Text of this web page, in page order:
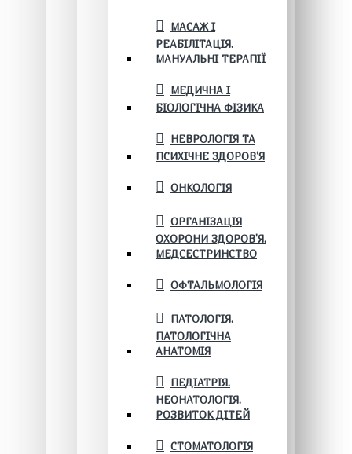
МАСАЖ І
РЕАБІЛІТАЦІЯ.
МАНУАЛЬНІ ТЕРАПІЇ
МЕДИЧНА І
БІОЛОГІЧНА ФІЗИКА
НЕВРОЛОГІЯ ТА
ПСИХІЧНЕ ЗДОРОВ’Я
ОНКОЛОГІЯ
ОРГАНІЗАЦІЯ
ОХОРОНИ ЗДОРОВ'Я.
МЕДСЕСТРИНСТВО
ОФТАЛЬМОЛОГІЯ
ПАТОЛОГІЯ.
ПАТОЛОГІЧНА
АНАТОМІЯ
ПЕДІАТРІЯ.
НЕОНАТОЛОГІЯ.
РОЗВИТОК ДІТЕЙ
СТОМАТОЛОГІЯ